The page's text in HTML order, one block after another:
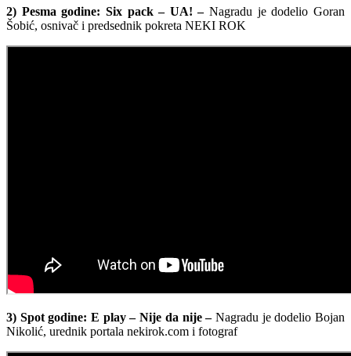
2) Pesma godine: Six pack – UA! –Nagradu je dodelio Goran
Šobić, osnivač i predsednik pokreta NEKI ROK
3) Spot godine: E play – Nije da nije – Nagradu je dodelio Bojan
Nikolić, urednik portala nekirok.com i fotograf